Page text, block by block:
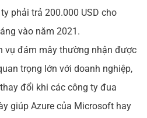
phải trả 200.000 USD cho
vào năm 2021.
vụ đám mây thường nhận được
trọng lớn với doanh nghiệp,
đổi khi các công ty đua
giúp Azure của Microsoft hay